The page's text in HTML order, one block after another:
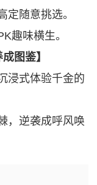
定随意挑选。
趣味横生。
图鉴】
浸式体验千金的
，逆袭成呼风唤